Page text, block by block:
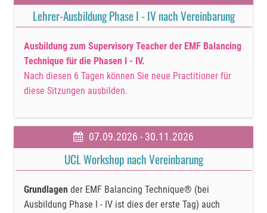
Lehrer-Ausbildung Phase I - IV nach Vereinbarung
Ausbildung zum Supervisory Teacher der EMF Balancing
Technique für die Phasen I - IV.
Nach diesen 6 Tagen können Sie neue Practitioner für
diese Sitzungen ausbilden.
07.09.2026 - 30.11.2026
UCL Workshop nach Vereinbarung
Grundlagender EMF Balancing Technique® (bei
Ausbildung Phase I - IV ist dies der erste Tag) auch